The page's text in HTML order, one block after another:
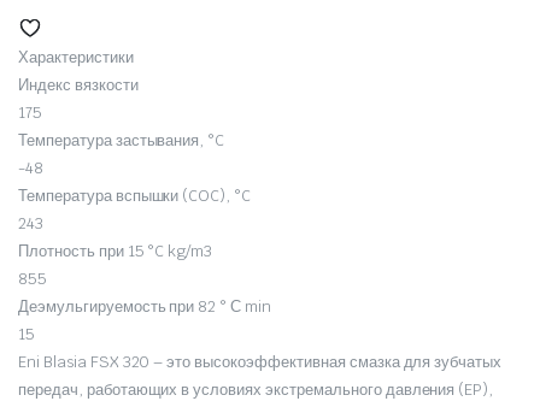
Характеристики
Индекс вязкости
175
Температура застывания, °C
-48
Температура вспышки (COC), °C
243
Плотность при 15 °C kg/m3
855
Деэмульгируемость при 82 ° С min
15
Eni Blasia FSX 320 – это высокоэффективная смазка для зубчатых
передач, работающих в условиях экстремального давления (EP),